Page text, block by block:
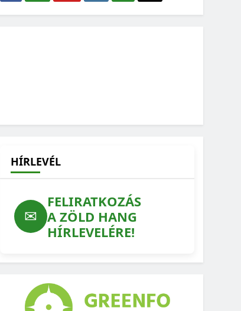
HÍRLEVÉL
✉
FELIRATKOZÁS
A ZÖLD HANG
HÍRLEVELÉRE!